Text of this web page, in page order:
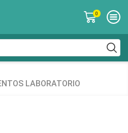
0
LABORATORIO